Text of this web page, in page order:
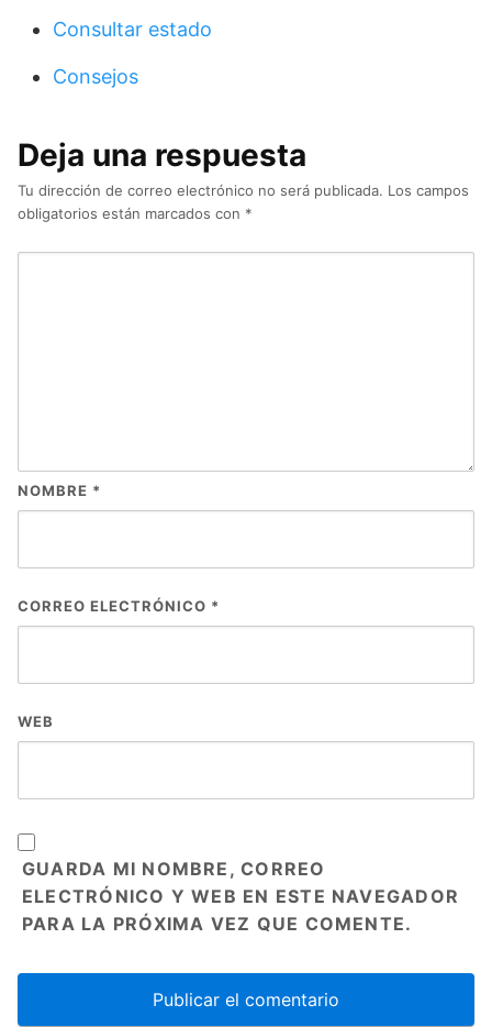
Consultar estado
Consejos
Deja una respuesta
Tu dirección de correo electrónico no será publicada. Los campos
obligatorios están marcados con *
NOMBRE *
CORREO ELECTRÓNICO *
WEB
GUARDA MI NOMBRE, CORREO
ELECTRÓNICO Y WEB EN ESTE NAVEGADOR
PARA LA PRÓXIMA VEZ QUE COMENTE.